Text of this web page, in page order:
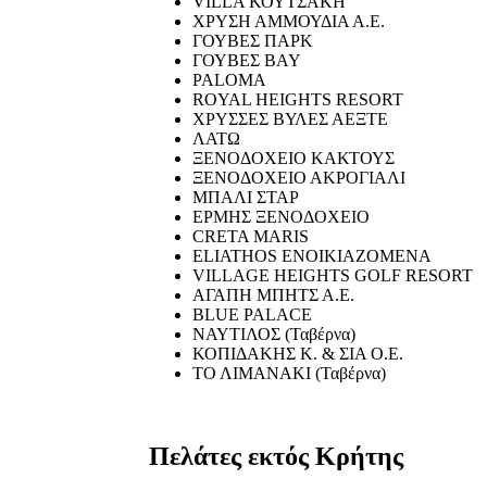
ΧΡΥΣΗ ΑΜΜΟΥΔΙΑ Α.Ε.
ΓΟΥΒΕΣ ΠΑΡΚ
ΓΟΥΒΕΣ BAY
PALOMA
ROYAL HEIGHTS RESORT
ΧΡΥΣΣΕΣ ΒΥΛΕΣ ΑΕΞΤΕ
ΛΑΤΩ
ΞΕΝΟΔΟΧΕΙΟ ΚΑΚΤΟΥΣ
ΞΕΝΟΔΟΧΕΙΟ ΑΚΡΟΓΙΑΛΙ
ΜΠΑΛΙ ΣΤΑΡ
ΕΡΜΗΣ ΞΕΝΟΔΟΧΕΙΟ
CRETA MARIS
ELIATHOS ΕΝΟΙΚΙΑΖΟΜΕΝΑ
VILLAGE HEIGHTS GOLF RESORT
ΑΓΑΠΗ ΜΠΗΤΣ Α.Ε.
BLUE PALACE
ΝΑΥΤΙΛΟΣ (Ταβέρνα)
ΚΟΠΙΔΑΚΗΣ Κ. & ΣΙΑ Ο.Ε.
ΤΟ ΛΙΜΑΝΑΚΙ (Ταβέρνα)
Πελάτες εκτός Κρήτης